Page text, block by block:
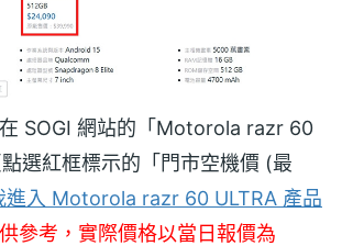
SOGI 網站的「Motorola razr 60
選紅框標示的「門市空機價 (最
進入 Motorola razr 60 ULTRA 產品
參考，實際價格以當日報價為